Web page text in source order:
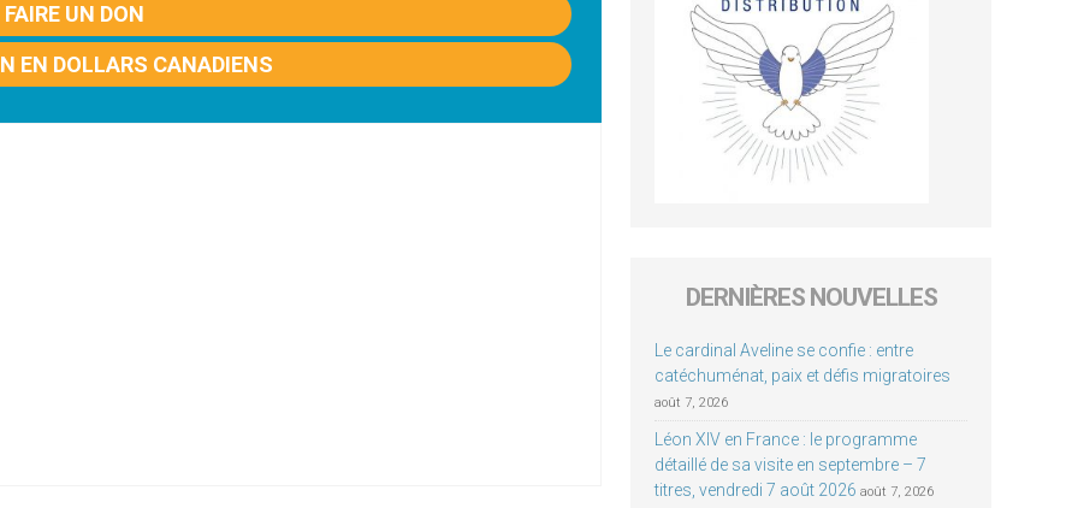
FAIRE UN DON
EN DOLLARS CANADIENS
DERNIÈRES NOUVELLES
Le cardinal Aveline se confie : entre
catéchuménat, paix et défis migratoires
août 7, 2026
Léon XIV en France : le programme
détaillé de sa visite en septembre – 7
titres, vendredi 7 août 2026 août 7, 2026